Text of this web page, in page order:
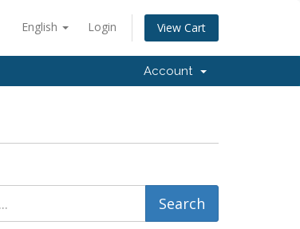
English Login View Cart
Account